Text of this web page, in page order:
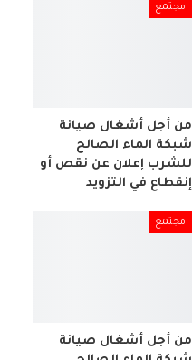
مجتمع
من أجل أشغال صيانة
شبكة الماء الصالح
للشرب إعلان عن نقص أو
إنقطاع في التزويد
مجتمع
من أجل أشغال صيانة